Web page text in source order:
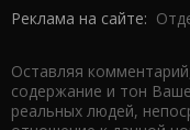
Реклама на сайте:
Оставляя
содержание и тон
реальных людей,